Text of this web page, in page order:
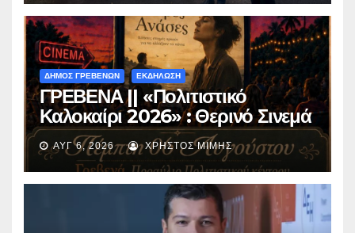
ΔΗΜΟΣ ΓΡΕΒΕΝΩΝ ΕΚΔΗΛΩΣΗ
ΓΡΕΒΕΝΑ || «Πολιτιστικό
Καλοκαίρι 2026» : Θερινό Σινεμά
με την βραβευμένη ταινία
«Μικρές Ανάσες».
ΑΥΓ 6, 2026 ΧΡΉΣΤΟΣ ΜΊΜΗΣ